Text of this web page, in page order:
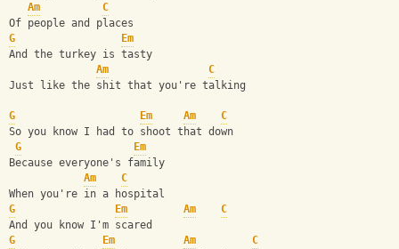
Am
C
Of people and places
G
Em
And the turkey is tasty
Am
C
Just like the shit that you're talking
G Em Am
C
So you know I had to shoot that down
G
Em
Because everyone's family
Am
C
When you're in a hospital
G
Em Am
C
And you know I'm scared
G
Em Am
C